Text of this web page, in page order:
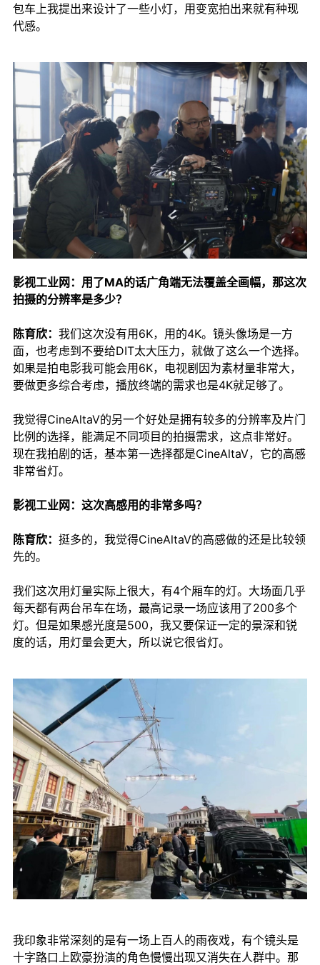
包车上我提出来设计了一些小灯，用变宽拍出来就有种现
代感。
影视工业网：用了MA的话广角端无法覆盖全画幅，那这次
拍摄的分辨率是多少？
陈育欣： 我们这次没有用6K，用的4K。镜头像场是一方
面，也考虑到不要给DIT太大压力，就做了这么一个选择。
如果是拍电影我可能会用6K，电视剧因为素材量非常大，
要做更多综合考虑，播放终端的需求也是4K就足够了。
我觉得CineAltaV的另一个好处是拥有较多的分辨率及片门
比例的选择，能满足不同项目的拍摄需求，这点非常好。
现在我拍剧的话，基本第一选择都是CineAltaV，它的高感
非常省灯。
影视工业网：这次高感用的非常多吗？
陈育欣： 挺多的，我觉得CineAltaV的高感做的还是比较领
先的。
我们这次用灯量实际上很大，有4个厢车的灯。大场面几乎
每天都有两台吊车在场，最高记录一场应该用了200多个
灯。但是如果感光度是500，我又要保证一定的景深和锐
度的话，用灯量会更大，所以说它很省灯。
我印象非常深刻的是有一场上百人的雨夜戏，有个镜头是
十字路口上欧豪扮演的角色慢慢出现又消失在人群中。那